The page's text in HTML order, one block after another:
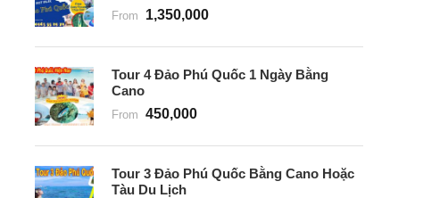
From 1,350,000
Tour 4 Đảo Phú Quốc 1 Ngày Bằng
Cano
From 450,000
Tour 3 Đảo Phú Quốc Bằng Cano Hoặc
Tàu Du Lịch